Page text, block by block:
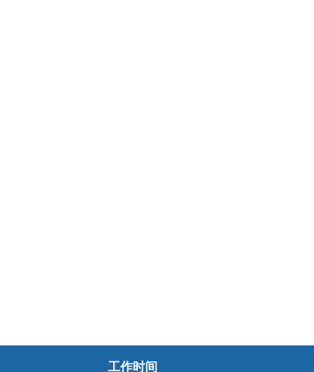
工作时间